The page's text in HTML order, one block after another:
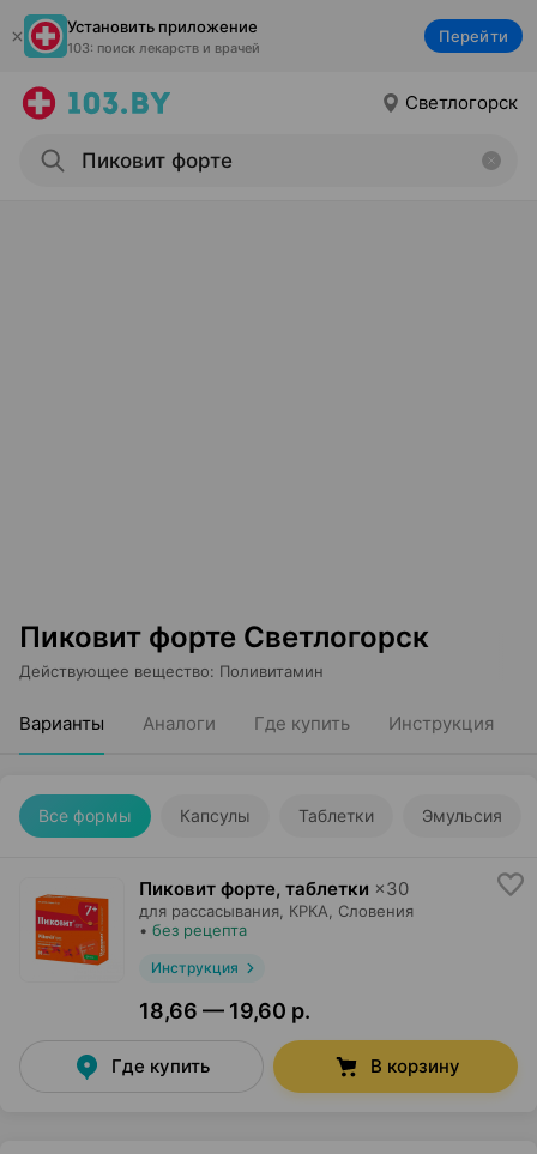
Установить приложение
103: поиск лекарств и врачей
Перейти
Светлогорск
Пиковит форте Светлогорск
Действующее вещество: Поливитамин
Варианты Аналоги Где купить Инструкция
Все формы Капсулы Таблетки Эмульсия
Пиковит форте, таблетки ×30
для рассасывания, КРКА , Словения
• без рецепта
Инструкция
18,66 — 19,60 р.
Где купить В корзину